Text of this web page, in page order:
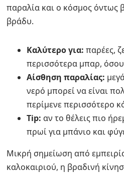
παραλία και ο κόσμος όντως
βράδυ.
Καλύτερο για: παρέες,
περισσότερα μπαρ,
Αίσθηση παραλίας:
νερό μπορεί να είναι
περίμενε περισσότερο
Tip: αν το θέλεις πιο
πρωί για μπάνιο και
Μικρή σημείωση από
καλοκαιριού, η βραδινή